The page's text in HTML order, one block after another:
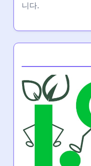
니다.